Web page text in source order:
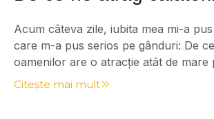
Acum câteva zile, iubita mea mi-a
care m-a pus serios pe gânduri: De
oamenilor are o atracție atât de mare
călătorii? Ce tragem, de fapt, de
interesantă, la care nu m-am gândit
Citește mai mult